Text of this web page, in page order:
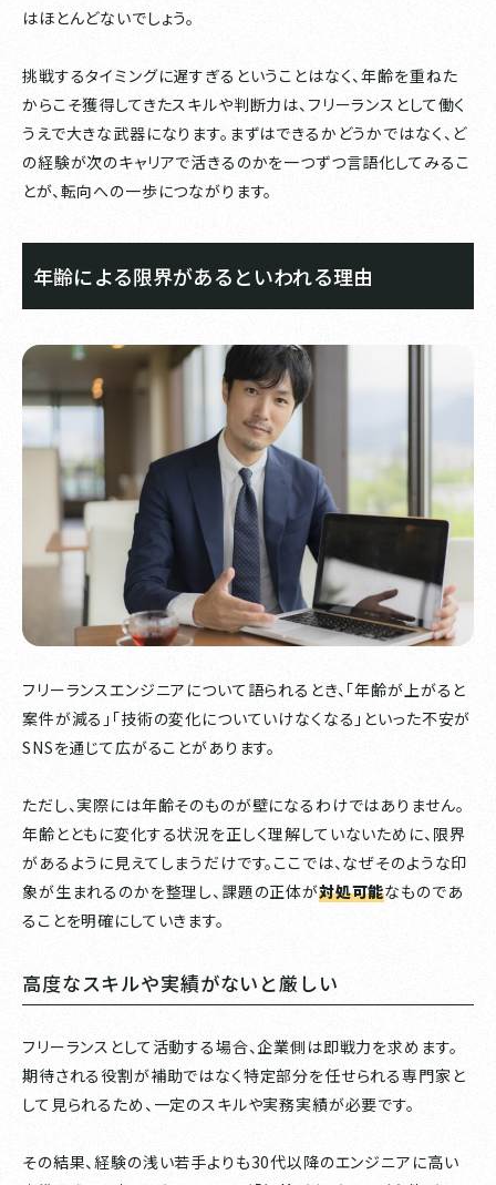
はほとんどないでしょう。
挑戦するタイミングに遅すぎるということはなく、年齢を重ねた
からこそ獲得してきたスキルや判断力は、フリーランスとして働く
うえで大きな武器になります。まずはできるかどうかではなく、ど
の経験が次のキャリアで活きるのかを一つずつ言語化してみるこ
とが、転向への一歩につながります。
年齢による限界があるといわれる理由
フリーランスエンジニアについて語られるとき、「年齢が上がると
案件が減る」「技術の変化についていけなくなる」といった不安が
SNSを通じて広がることがあります。
ただし、実際には年齢そのものが壁になるわけではありません。
年齢とともに変化する状況を正しく理解していないために、限界
があるように見えてしまうだけです。ここでは、なぜそのような印
象が生まれるのかを整理し、課題の正体が対処可能なものであ
ることを明確にしていきます。
高度なスキルや実績がないと厳しい
フリーランスとして活動する場合、企業側は即戦力を求めます。
期待される役割が補助ではなく特定部分を任せられる専門家と
して見られるため、一定のスキルや実務実績が必要です。
その結果、経験の浅い若手よりも30代以降のエンジニアに高い